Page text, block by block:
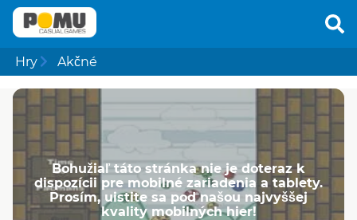
Hry Akčné
Bohužiaľ táto stránka nie je doteraz k
dispozícii pre mobilné zariadenia a tablety.
Prosím, uistite sa pod našou najvyššej
kvality mobilných hier!